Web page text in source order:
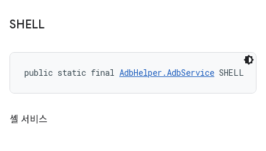
SHELL
public static final AdbHelper.AdbService SHELL
셸 서비스